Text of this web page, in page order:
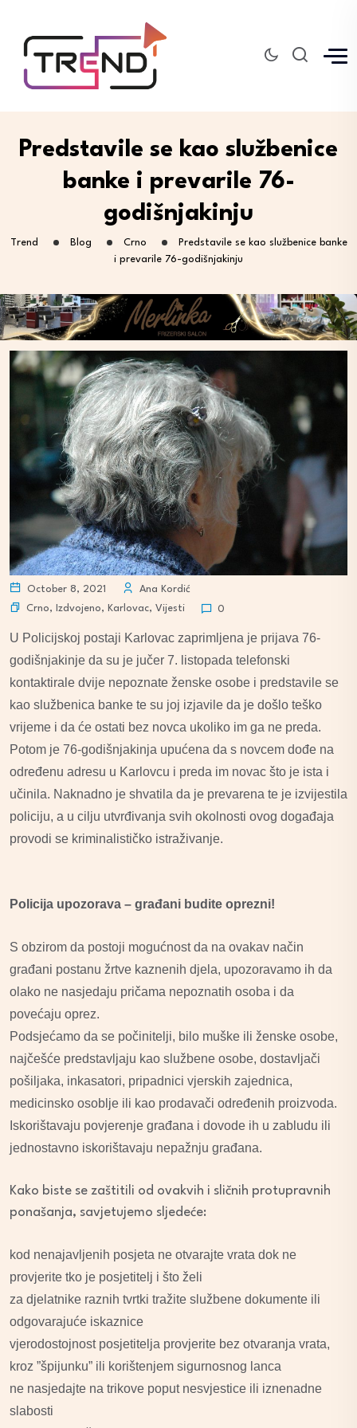
Predstavile se kao službenice
banke i prevarile 76-
godišnjakinju
Trend Blog Crno
Predstavile se kao službenice banke
i prevarile 76-godišnjakinju
October 8, 2021
Ana Kordić
Crno, Izdvojeno, Karlovac, Vijesti 0
U Policijskoj postaji Karlovac zaprimljena je prijava 76-
godišnjakinje da su je jučer 7. listopada telefonski
kontaktirale dvije nepoznate ženske osobe i predstavile se
kao službenica banke te su joj izjavile da je došlo teško
vrijeme i da će ostati bez novca ukoliko im ga ne preda.
Potom je 76-godišnjakinja upućena da s novcem dođe na
određenu adresu u Karlovcu i preda im novac što je ista i
učinila. Naknadno je shvatila da je prevarena te je izvijestila
policiju, a u cilju utvrđivanja svih okolnosti ovog događaja
provodi se kriminalističko istraživanje.
Policija upozorava – građani budite oprezni!
S obzirom da postoji mogućnost da na ovakav način
građani postanu žrtve kaznenih djela, upozoravamo ih da
olako ne nasjedaju pričama nepoznatih osoba i da
povećaju oprez.
Podsjećamo da se počinitelji, bilo muške ili ženske osobe,
najčešće predstavljaju kao službene osobe, dostavljači
pošiljaka, inkasatori, pripadnici vjerskih zajednica,
medicinsko osoblje ili kao prodavači određenih proizvoda.
Iskorištavaju povjerenje građana i dovode ih u zabludu ili
jednostavno iskorištavaju nepažnju građana.
Kako biste se zaštitili od ovakvih i sličnih protupravnih
ponašanja, savjetujemo sljedeće:
kod nenajavljenih posjeta ne otvarajte vrata dok ne
provjerite tko je posjetitelj i što želi
za djelatnike raznih tvrtki tražite službene dokumente ili
odgovarajuće iskaznice
vjerodostojnost posjetitelja provjerite bez otvaranja vrata,
kroz ”špijunku” ili korištenjem sigurnosnog lanca
ne nasjedajte na trikove poput nesvjestice ili iznenadne
slabosti